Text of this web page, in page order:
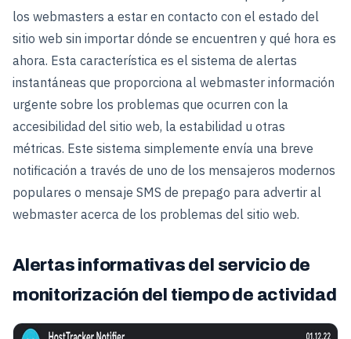
los webmasters a estar en contacto con el estado del
sitio web sin importar dónde se encuentren y qué hora es
ahora. Esta característica es el sistema de alertas
instantáneas que proporciona al webmaster información
urgente sobre los problemas que ocurren con la
accesibilidad del sitio web, la estabilidad u otras
métricas. Este sistema simplemente envía una breve
notificación a través de uno de los mensajeros modernos
populares o mensaje SMS de prepago para advertir al
webmaster acerca de los problemas del sitio web.
Alertas informativas del servicio de
monitorización del tiempo de actividad